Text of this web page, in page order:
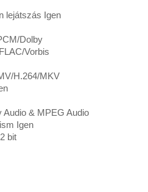
lejátszás Igen
Dolby
Vorbis
H.264/MKV
Audio & MPEG Audio
Igen
bit